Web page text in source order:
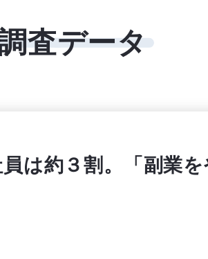
査データ
は約３割。「副業